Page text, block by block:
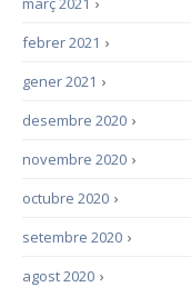
›
febrer 2021
›
gener 2021
›
desembre 2020
›
novembre 2020
›
octubre 2020
›
setembre 2020
›
agost 2020